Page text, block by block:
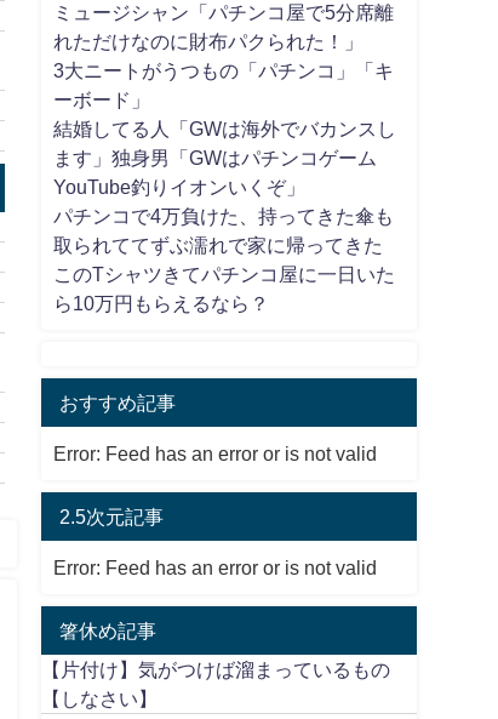
ミュージシャン「パチンコ屋で5分席離
れただけなのに財布パクられた！」
3大ニートがうつもの「パチンコ」「キ
ーボード」
結婚してる人「GWは海外でバカンスし
ます」独身男「GWはパチンコゲーム
YouTube釣りイオンいくぞ」
パチンコで4万負けた、持ってきた傘も
取られててずぶ濡れで家に帰ってきた
このTシャツきてパチンコ屋に一日いた
ら10万円もらえるなら？
おすすめ記事
Error: Feed has an error or is not valid
2.5次元記事
Error: Feed has an error or is not valid
箸休め記事
【片付け】気がつけば溜まっているもの
【しなさい】